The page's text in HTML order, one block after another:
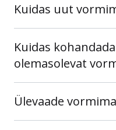
Kuidas uut
Kuidas
olemasolevat
Ülevaade